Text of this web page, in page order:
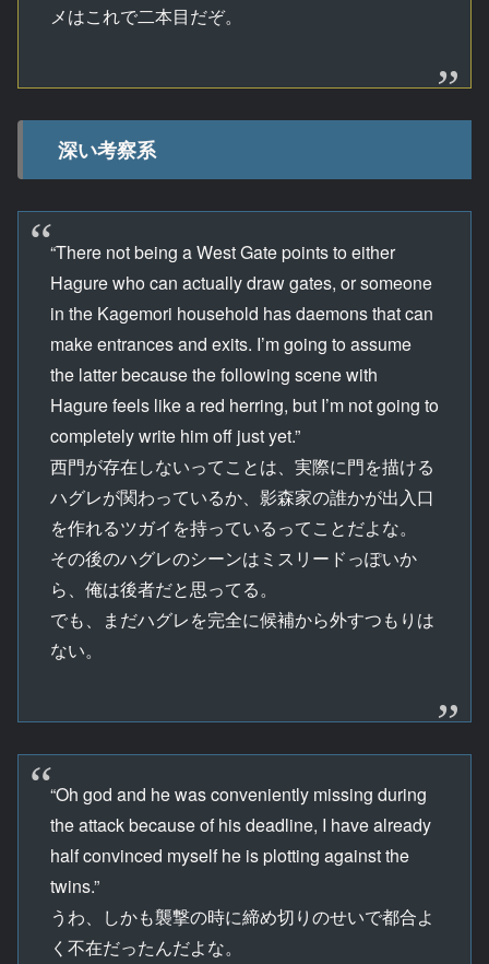
メはこれで二本目だぞ。
深い考察系
“There not being a West Gate points to either
Hagure who can actually draw gates, or someone
in the Kagemori household has daemons that can
make entrances and exits. I’m going to assume
the latter because the following scene with
Hagure feels like a red herring, but I’m not going to
completely write him off just yet.”
西門が存在しないってことは、実際に門を描ける
ハグレが関わっているか、影森家の誰かが出入口
を作れるツガイを持っているってことだよな。
その後のハグレのシーンはミスリードっぽいか
ら、俺は後者だと思ってる。
でも、まだハグレを完全に候補から外すつもりは
ない。
“Oh god and he was conveniently missing during
the attack because of his deadline, I have already
half convinced myself he is plotting against the
twins.”
うわ、しかも襲撃の時に締め切りのせいで都合よ
く不在だったんだよな。